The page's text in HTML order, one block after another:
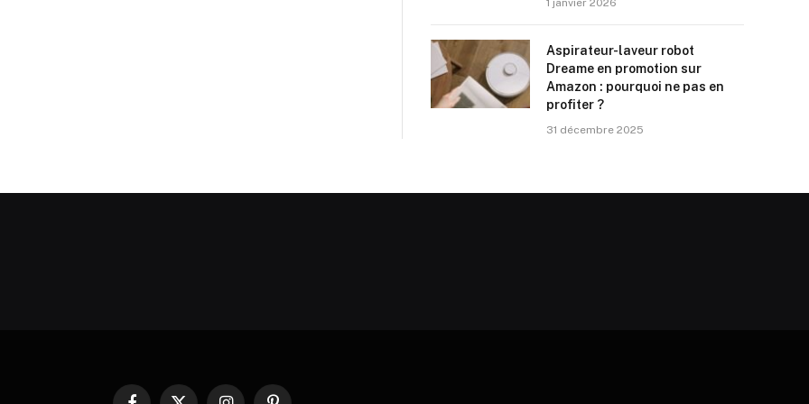
1 janvier 2026
Aspirateur-laveur robot
Dreame en promotion sur
Amazon : pourquoi ne pas en
profiter ?
31 décembre 2025